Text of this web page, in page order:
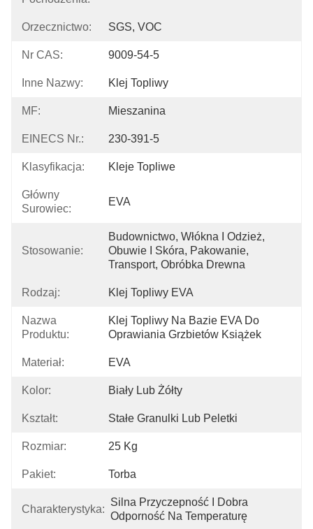
Orzecznictwo: SGS, VOC
Nr CAS: 9009-54-5
Inne Nazwy: Klej Topliwy
MF: Mieszanina
EINECS Nr.: 230-391-5
Klasyfikacja: Kleje Topliwe
Główny
Surowiec:
EVA
Stosowanie:
Budownictwo, Włókna I Odzież,
Obuwie I Skóra, Pakowanie,
Transport, Obróbka Drewna
Rodzaj: Klej Topliwy EVA
Nazwa
Produktu:
Klej Topliwy Na Bazie EVA Do
Oprawiania Grzbietów Książek
Materiał: EVA
Kolor: Biały Lub Żółty
Kształt: Stałe Granulki Lub Peletki
Rozmiar: 25 Kg
Pakiet: Torba
Charakterystyka:
Silna Przyczepność I Dobra
Odporność Na Temperaturę